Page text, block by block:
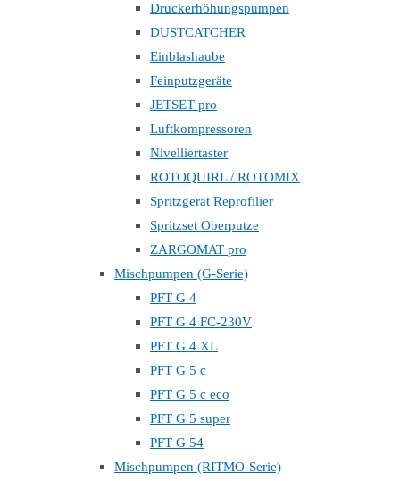
Druckerhöhungspumpen
DUSTCATCHER
Einblashaube
Feinputzgeräte
JETSET pro
Luftkompressoren
Nivelliertaster
ROTOQUIRL / ROTOMIX
Spritzgerät Reprofilier
Spritzset Oberputze
ZARGOMAT pro
Mischpumpen (G-Serie)
PFT G 4
PFT G 4 FC-230V
PFT G 4 XL
PFT G 5 c
PFT G 5 c eco
PFT G 5 super
PFT G 54
Mischpumpen (RITMO-Serie)